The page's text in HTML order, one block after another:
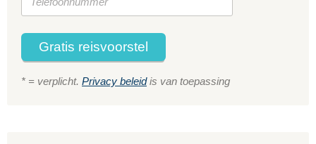
Gratis reisvoorstel
* = verplicht. Privacy beleidis van toepassing